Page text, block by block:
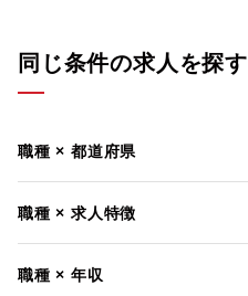
同じ条件の求人を探す
職種 × 都道府県
職種 × 求人特徴
職種 × 年収